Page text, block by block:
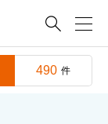

490 件